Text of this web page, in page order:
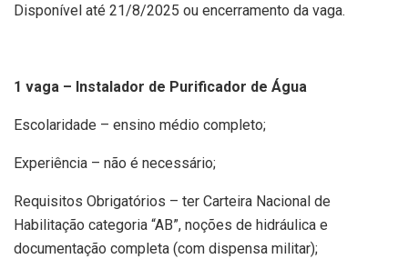
Disponível até 21/8/2025 ou encerramento da vaga.
1 vaga – Instalador de Purificador de Água
Escolaridade – ensino médio completo;
Experiência – não é necessário;
Requisitos Obrigatórios – ter Carteira Nacional de
Habilitação categoria “AB”, noções de hidráulica e
documentação completa (com dispensa militar);